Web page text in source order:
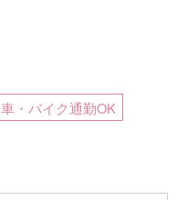
車・バイク通勤OK